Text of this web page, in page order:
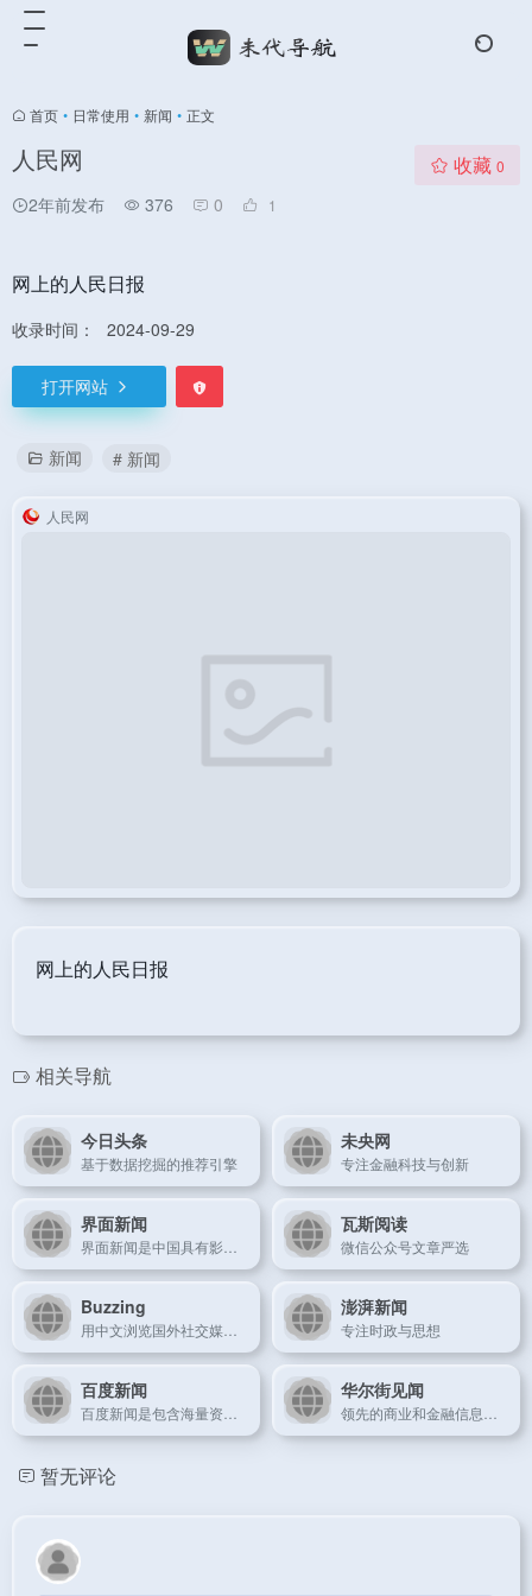
首页 • 日常使用 • 新闻 • 正文
人民网
2年前发布 376 0 1
收藏 0
网上的人民日报
收录时间： 2024-09-29
打开网站
新闻 # 新闻
人民网
网上的人民日报
相关导航
今日头条
基于数据挖掘的推荐引擎
未央网
专注金融科技与创新
界面新闻 瓦斯阅读
微信公众号文章严选
Buzzing 澎湃新闻
专注时政与思想
百度新闻 华尔街见闻
暂无评论